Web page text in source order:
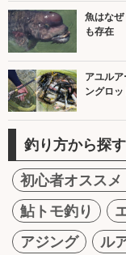
魚はな
も存在
アユル
ングロッ
釣り方から探す
初心者オススメ
鮎トモ釣り
アジング
ル